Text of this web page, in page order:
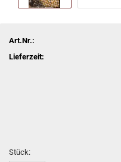
Art.Nr.:
Lieferzeit:
Stück: